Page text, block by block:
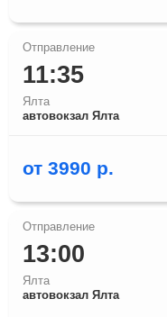
11:35
Ялта
автовокзал Ялта
от 3990 р.
13:00
Ялта
автовокзал Ялта